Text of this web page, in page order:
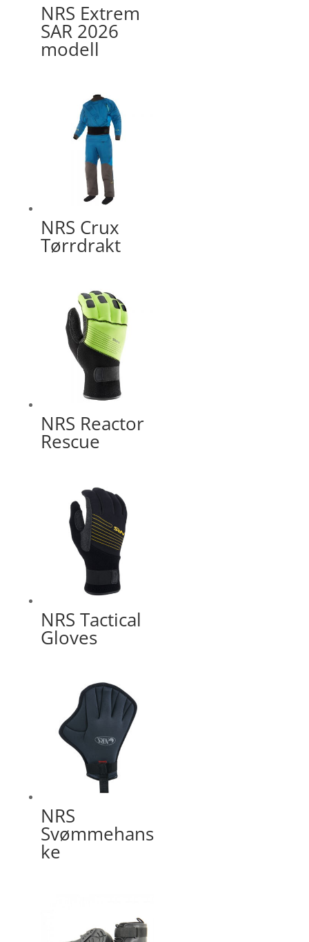
NRS Extrem
SAR 2026
modell
NRS Crux
Tørrdrakt
NRS Reactor
Rescue
NRS Tactical
Gloves
NRS
Svømmehans
ke